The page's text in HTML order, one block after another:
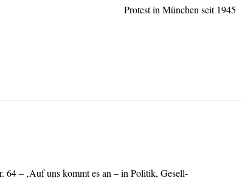
Protest in München seit 1945
64 – ‚Auf uns kommt es an – in Politik, Gesell-